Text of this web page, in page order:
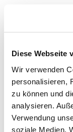
Diese Webseite
Wir verwenden
personalisieren,
zu können und
analysieren.
Verwendung
soziale Medien,
Nach einem
Straße im
ernsthaft zu
Der
die
Zu den
Älteste gehört